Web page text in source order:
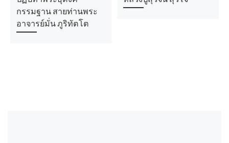
กรรมฐาน สายท่านพระ
อาจารย์มั่น ภูริทัตโต